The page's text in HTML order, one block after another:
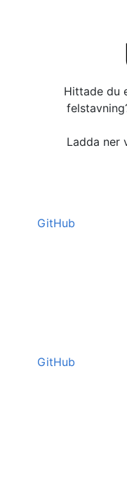
Hittade du
Ladda ner
GitHub
GitHub